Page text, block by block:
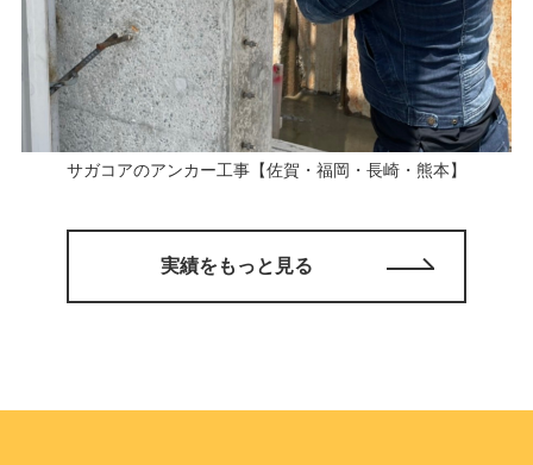
サガコアのアンカー工事【佐賀・福岡・長崎・熊本】
実績をもっと見る